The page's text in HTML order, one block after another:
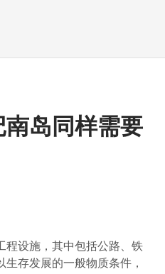
南岛同样需要
设施，其中包括公路、铁
存发展的一般物质条件，